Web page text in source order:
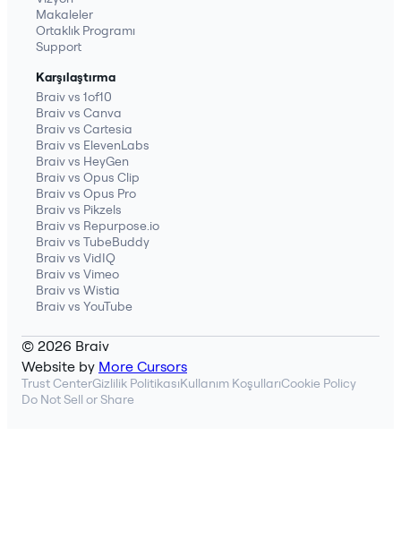
Makaleler
Ortaklık Programı
Support
Karşılaştırma
Braiv vs 1of10
Braiv vs Canva
Braiv vs Cartesia
Braiv vs ElevenLabs
Braiv vs HeyGen
Braiv vs Opus Clip
Braiv vs Opus Pro
Braiv vs Pikzels
Braiv vs Repurpose.io
Braiv vs TubeBuddy
Braiv vs VidIQ
Braiv vs Vimeo
Braiv vs Wistia
Braiv vs YouTube
© 2026 Braiv
Website by More Cursors
Trust CenterGizlilik PolitikasıKullanım KoşullarıCookie Policy
Do Not Sell or Share